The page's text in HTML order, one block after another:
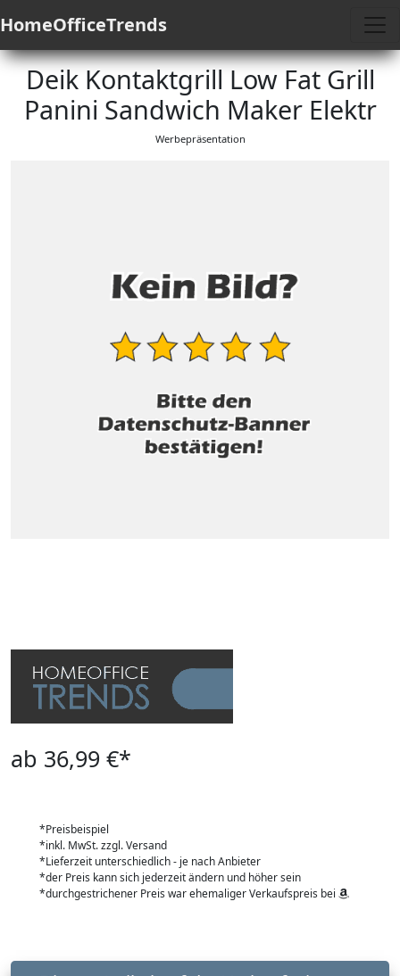
HomeOfficeTrends
Deik Kontaktgrill Low Fat Grill
Panini Sandwich Maker Elektr
Werbepräsentation
ab 36,99 €*
*Preisbeispiel
*inkl. MwSt. zzgl. Versand
*Lieferzeit unterschiedlich - je nach Anbieter
*der Preis kann sich jederzeit ändern und höher sein
*durchgestrichener Preis war ehemaliger Verkaufspreis bei